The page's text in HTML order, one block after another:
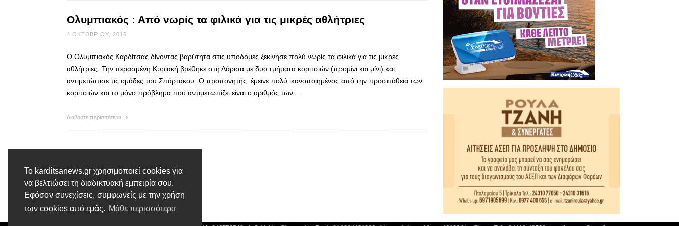
Το karditsanews.gr χρησιμοποιεί cookies για
να βελτιώσει τη διαδικτυακή εμπειρία σου.
Εφόσον συνεχίσεις, συμφωνείς με την χρήση
των cookies από εμάς. Μάθε περισσότερα
Ολυμπιακός : Από νωρίς τα φιλικά για τις μικρές αθλήτριες
4 ΟΚΤΩΒΡΊΟΥ, 2016
Ο Ολυμπιακός Καρδίτσας δίνοντας βαρύτητα στις υποδομές ξεκίνησε πολύ νωρίς τα φιλικά για τις μικρές
αθλήτριες. Την περασμένη Κυριακή βρέθηκε στη Λάρισα με δυο τμήματα κοριτσιών (προμίνι και μίνι) και
αντιμετώπισε τις ομάδες του Σπάρτακου. Ο προπονητής έμεινε πολύ ικανοποιημένος από την προσπάθεια των
κοριτσιών και το μόνο πρόβλημα που αντιμετωπίζει είναι ο αριθμός των …
Διαβάστε περισσότερα